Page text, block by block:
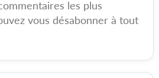
les plus
vous désabonner à tout